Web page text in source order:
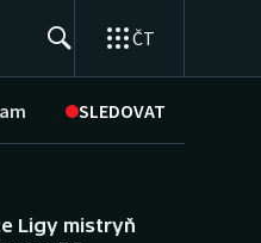
ČT
SLEDOVAT
Ligy mistryň